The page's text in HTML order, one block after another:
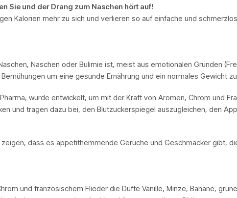
Sie und der Drang zum Naschen hört auf!
Kalorien mehr zu sich und verlieren so auf einfache und
Naschen oder Bulimie ist, meist aus emotionalen Gründen
um eine gesunde Ernährung und ein normales Gewicht
wurde entwickelt, um mit der Kraft von Aromen, Chrom und
und tragen dazu bei, den Blutzuckerspiegel auszugleichen, den
dass es appetithemmende Gerüche und Geschmäcker gibt,
und französischem Flieder die Düfte Vanille, Minze, Banane,